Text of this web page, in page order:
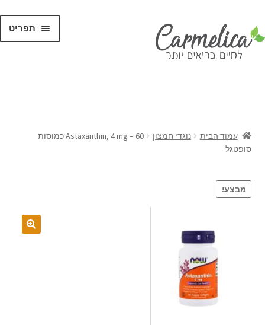
תפריט
עמוד הבית נוגדי חמצון
Astaxanthin, 4 mg – 60 כמוסות
סופטגל
מבצע!